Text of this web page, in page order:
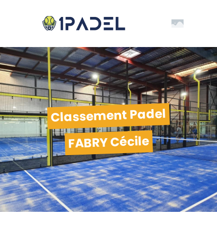
Classement Padel
FABRY Cécile